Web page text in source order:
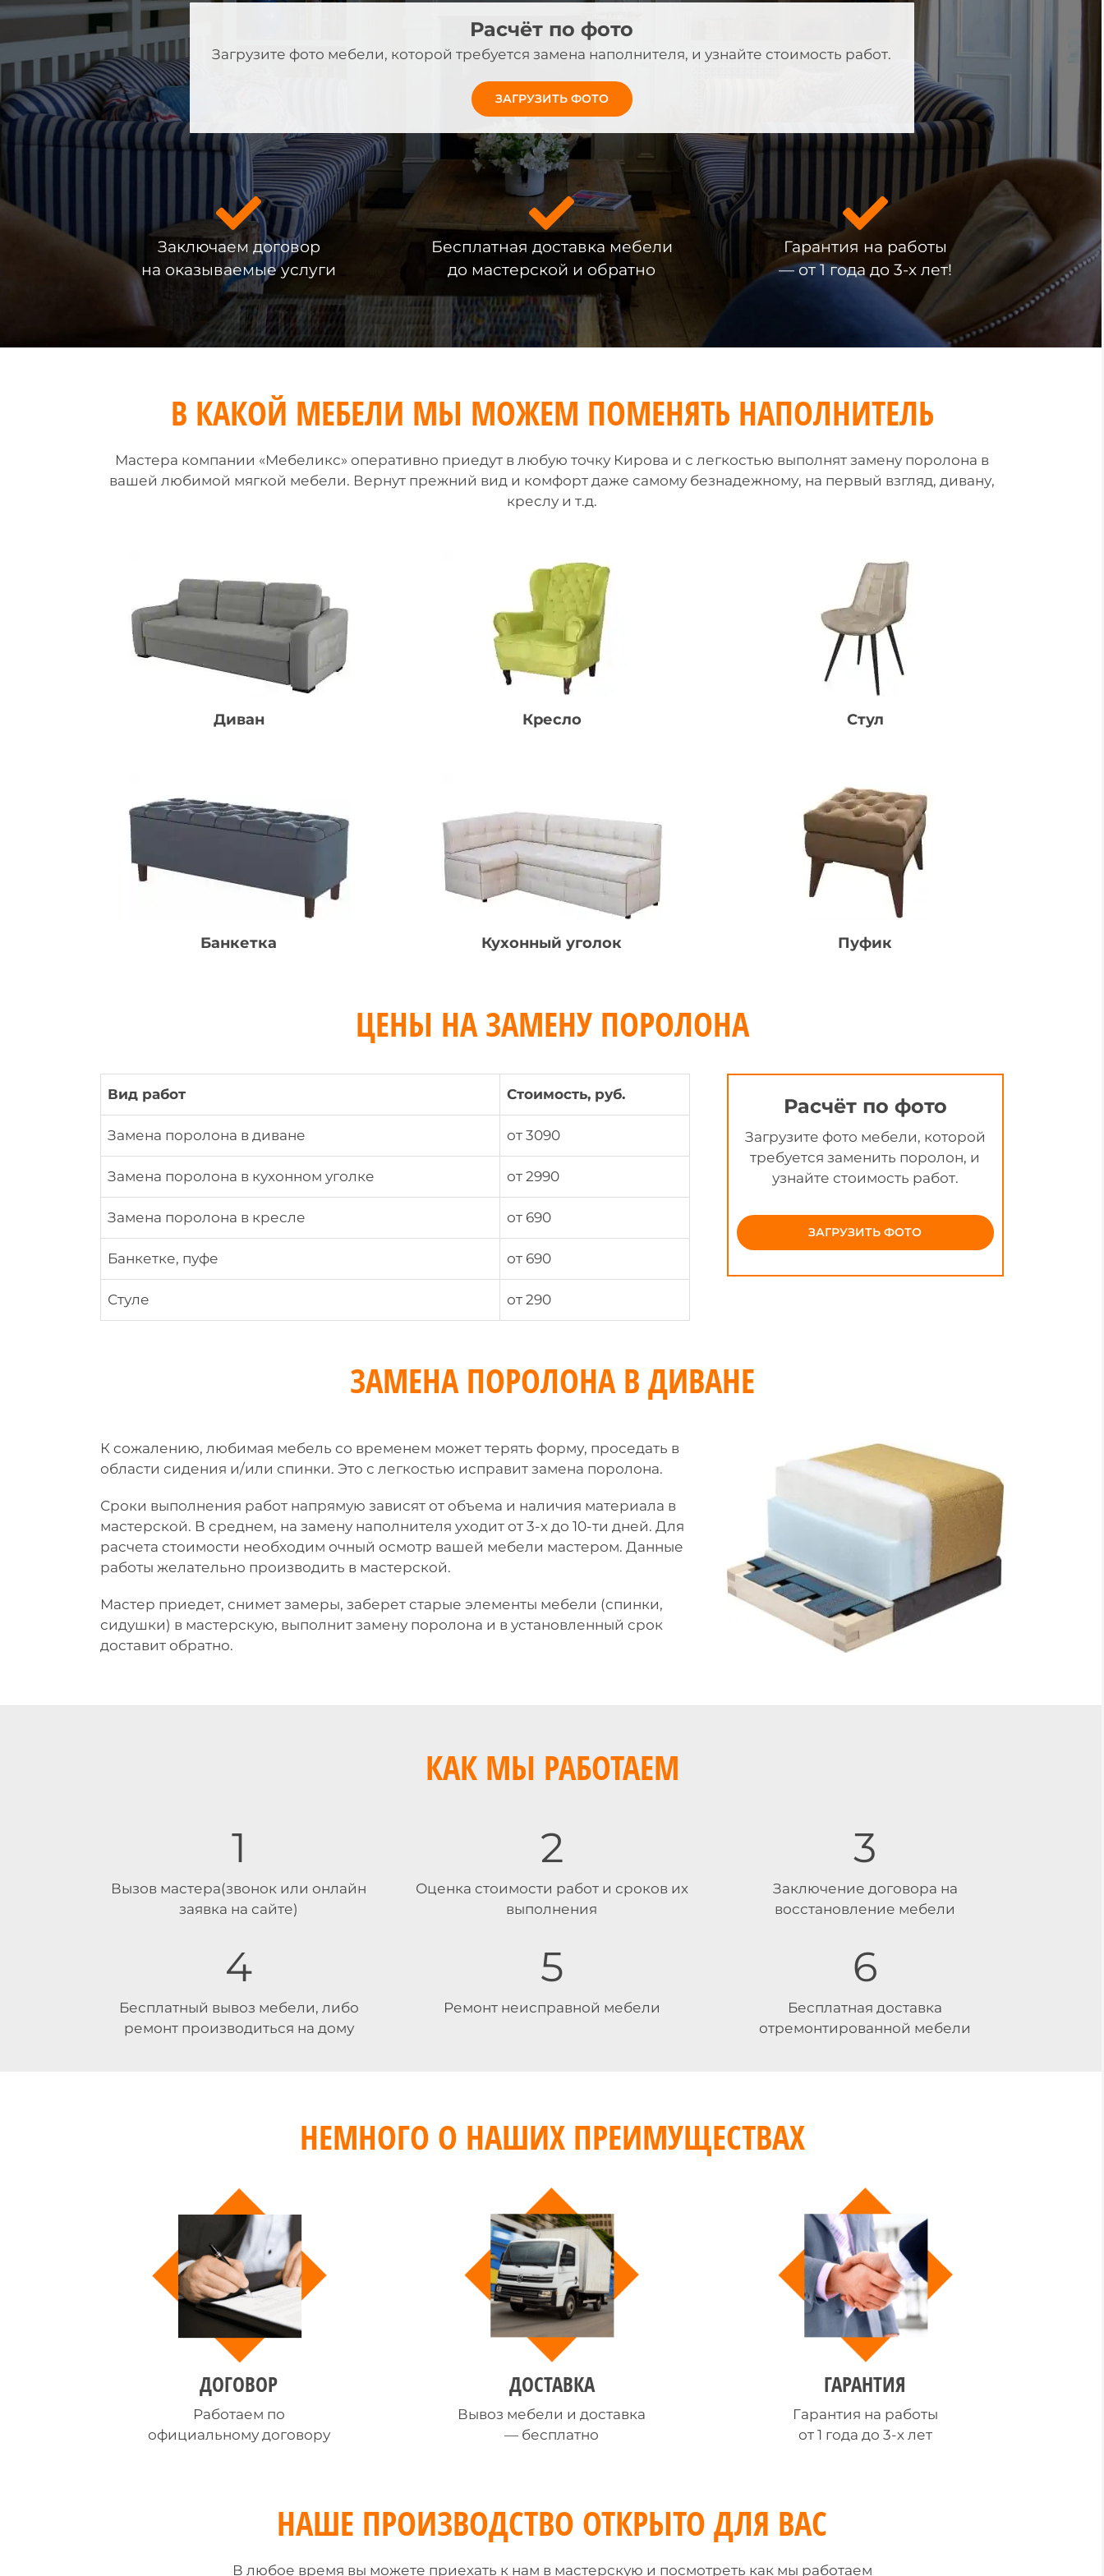
Расчёт по фото
Загрузите фото мебели, которой требуется замена наполнителя, и узнайте стоимость работ.
ЗАГРУЗИТЬ ФОТО
Заключаем договор
на оказываемые услуги
Бесплатная доставка мебели
до мастерской и обратно
Гарантия на работы
— от 1 года до 3-х лет!
В КАКОЙ МЕБЕЛИ МЫ МОЖЕМ ПОМЕНЯТЬ НАПОЛНИТЕЛЬ
Мастера компании «Мебеликс» оперативно приедут в любую точку Кирова и с легкостью выполнят замену поролона в
вашей любимой мягкой мебели. Вернут прежний вид и комфорт даже самому безнадежному, на первый взгляд, дивану,
креслу и т.д.
Диван Кресло Стул
Банкетка Кухонный уголок Пуфик
ЦЕНЫ НА ЗАМЕНУ ПОРОЛОНА
Вид работ Стоимость, руб.
Замена поролона в диване от 3090
Замена поролона в кухонном уголке от 2990
Замена поролона в кресле от 690
Банкетке, пуфе от 690
Стуле от 290
Расчёт по фото
Загрузите фото мебели, которой
требуется заменить поролон, и
узнайте стоимость работ.
ЗАГРУЗИТЬ ФОТО
ЗАМЕНА ПОРОЛОНА В ДИВАНЕ
К сожалению, любимая мебель со временем может терять форму, проседать в
области сидения и/или спинки. Это с легкостью исправит замена поролона.
Сроки выполнения работ напрямую зависят от объема и наличия материала в
мастерской. В среднем, на замену наполнителя уходит от 3-х до 10-ти дней. Для
расчета стоимости необходим очный осмотр вашей мебели мастером. Данные
работы желательно производить в мастерской.
Мастер приедет, снимет замеры, заберет старые элементы мебели (спинки,
сидушки) в мастерскую, выполнит замену поролона и в установленный срок
доставит обратно.
КАК МЫ РАБОТАЕМ
1
Вызов мастера(звонок или онлайн
заявка на сайте)
2
Оценка стоимости работ и сроков их
выполнения
3
Заключение договора на
восстановление мебели
4
Бесплатный вывоз мебели, либо
ремонт производиться на дому
5
Ремонт неисправной мебели
6
Бесплатная доставка
отремонтированной мебели
НЕМНОГО О НАШИХ ПРЕИМУЩЕСТВАХ
ДОГОВОР
Работаем по
официальному договору
ДОСТАВКА
Вывоз мебели и доставка
— бесплатно
ГАРАНТИЯ
Гарантия на работы
от 1 года до 3-х лет
НАШЕ ПРОИЗВОДСТВО ОТКРЫТО ДЛЯ ВАС
В любое время вы можете приехать к нам в мастерскую и посмотреть как мы работаем